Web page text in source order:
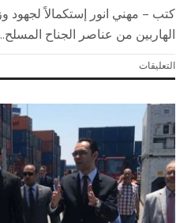
كتب – مهني انور إستكمالاً لجهود
الهاربين من عناصر الجناح المسلح...
التعليقاتعلى
مقتل
إرهابيين
من
حركة
حسم
الإخوانية
فى
القليوبية
مغلقة